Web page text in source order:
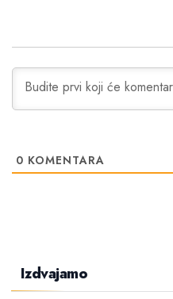
0 KOMENTARA
Izdvajamo